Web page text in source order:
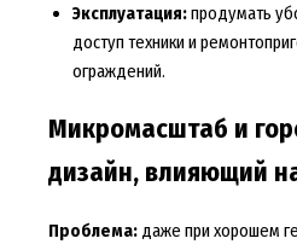
Эксплуатация:продумать
доступ техники и
ограждений.
Микромасштаб и
дизайн, влияющий
Проблема:даже при хорошем